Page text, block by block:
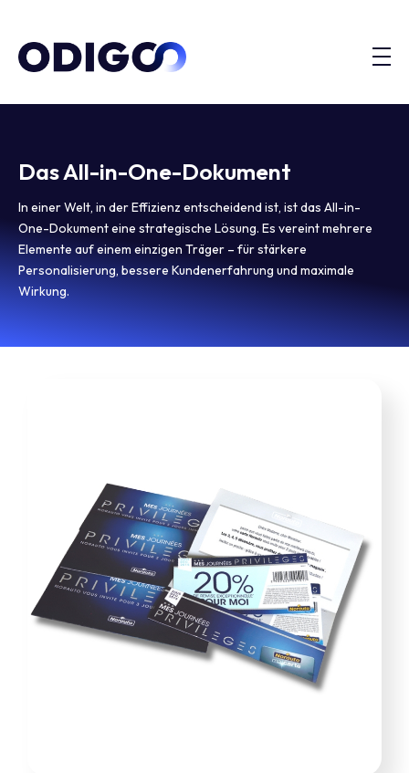
Das All-in-One-Dokument
In einer Welt, in der Effizienz entscheidend ist, ist das All-in-
One-Dokument eine strategische Lösung. Es vereint mehrere
Elemente auf einem einzigen Träger – für stärkere
Personalisierung, bessere Kundenerfahrung und maximale
Wirkung.